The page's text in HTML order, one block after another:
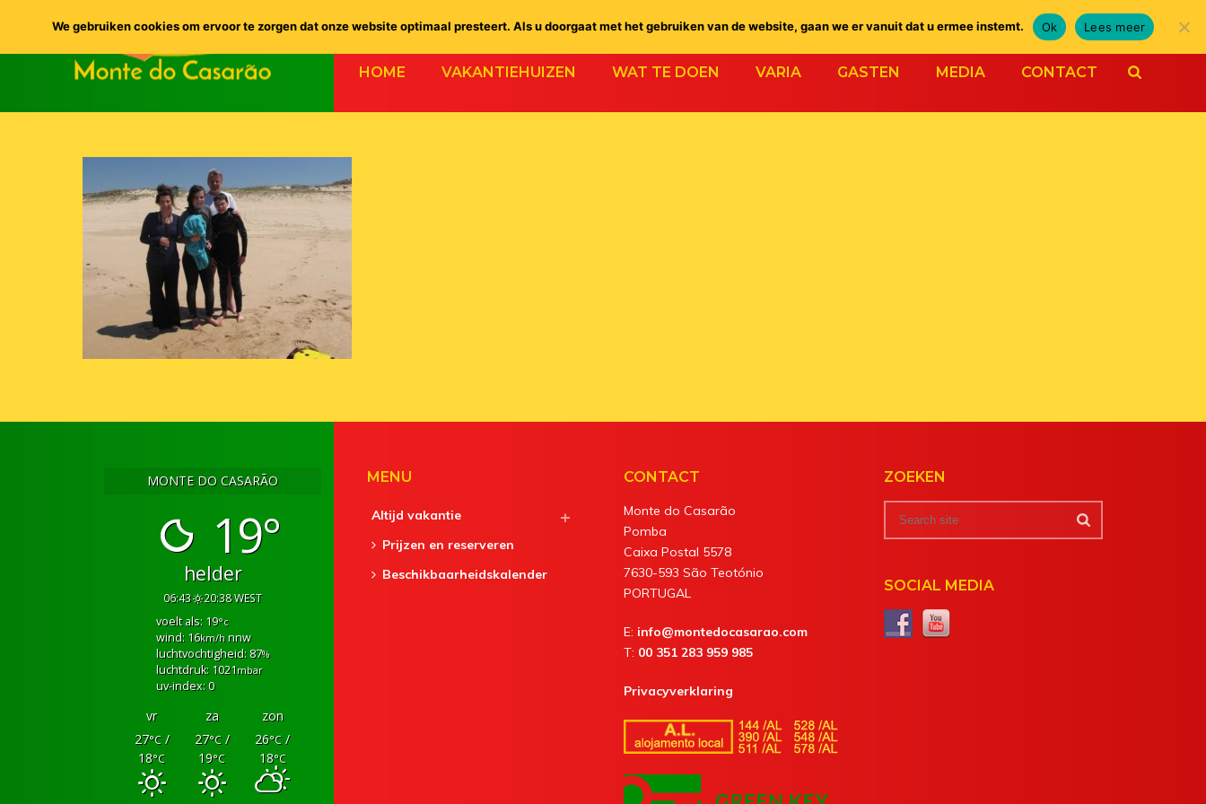
HOME VAKANTIEHUIZEN WAT TE DOEN VARIA GASTEN MEDIA CONTACT
MONTE DO CASARÃO
19°
helder
06:43 20:38 WEST
voelt als: 19°c
wind: 16km/h nnw
luchtvochtigheid: 87%
luchtdruk: 1021mbar
uv-index: 0
vr za
zon
27°C/
18°C
27°C/
19°C
26°C /
18°C
MENU
Altijd vakantie
Prijzen en reserveren
Beschikbaarheidskalender
CONTACT
Monte do Casarão
Pomba
Caixa Postal 5578
7630-593 São Teotónio
PORTUGAL
E: info@montedocasarao.com
T: 00 351 283 959 985
Privacyverklaring
ZOEKEN
SOCIAL MEDIA
We gebruiken cookies om ervoor te zorgen dat onze website optimaal presteert. Als u doorgaat met het gebruiken van de website, gaan we er vanuit dat u ermee instemt. Ok Lees meer